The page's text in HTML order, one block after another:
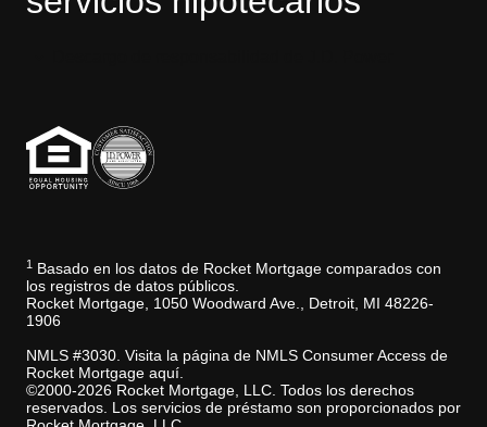
1
Basado en los datos de Rocket Mortgage comparados con
los registros de datos públicos.
Rocket Mortgage, 1050 Woodward Ave., Detroit, MI 48226-
1906
NMLS #3030. Visita la página de NMLS Consumer Access de
Rocket Mortgage aquí.
©2000-2026 Rocket Mortgage, LLC. Todos los derechos
reservados. Los servicios de préstamo son proporcionados por